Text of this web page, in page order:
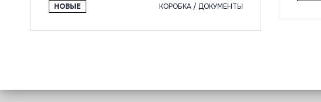
НОВЫЕ КОРОБКА / ДОКУМЕНТЫ